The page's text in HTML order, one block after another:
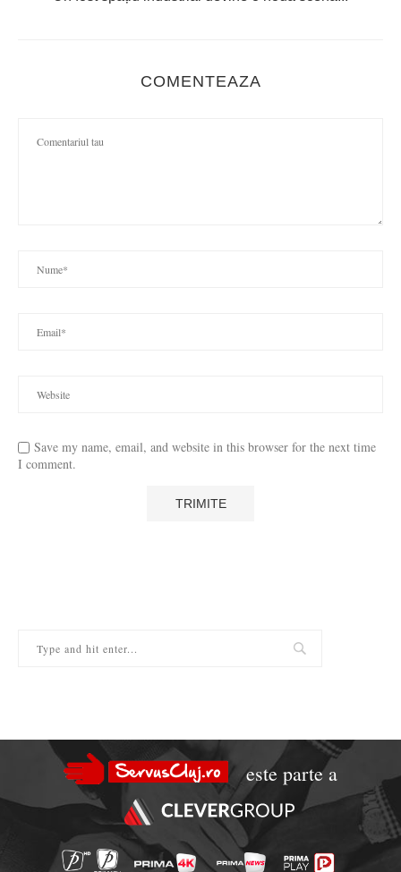
COMENTEAZA
Save my name, email, and website in this browser for the next time
I comment.
este parte a